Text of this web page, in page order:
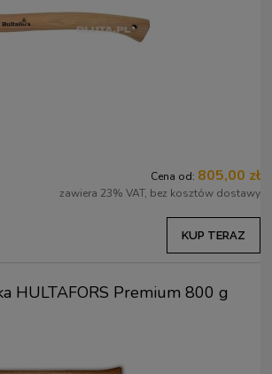
Cena od: 805,00 zł
zawiera 23% VAT, bez kosztów dostawy
KUP TERAZ
HULTAFORS Premium 800 g